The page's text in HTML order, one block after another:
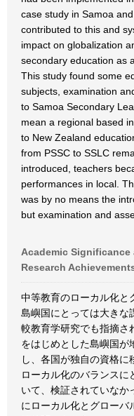
case study in Samoa
contributed to this and
impact on globalization
secondary education as
This study found some
subjects, examination
to Samoa Secondary
mean a regional based
to New Zealand
from PSSC to SSLC
introduced, teachers
performances in local.
was by no means the
but examination and
Academic
Research
中等教育のローカル化と
島嶼国にとっては大きな
較教育学研究でも指摘さ
をはじめとした島嶼国が
し、各国が独自の資格に
ローカル化のバランスに
いて、検証されていなか
にローカル化とグローバ